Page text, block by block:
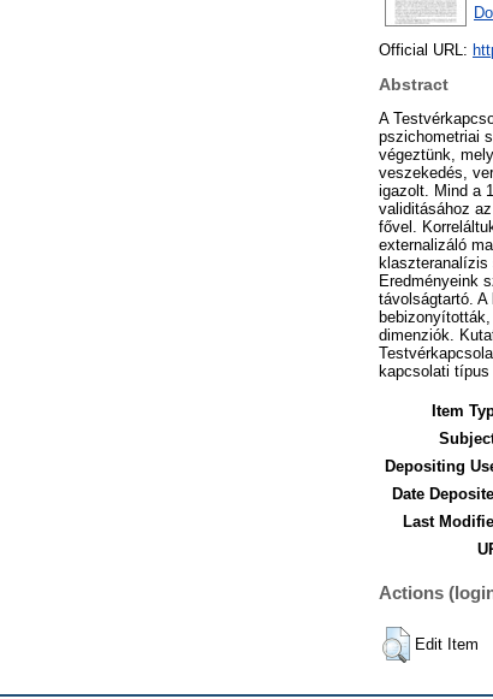
Official URL:
Abstract
A
pszichometriai
végeztünk,
veszekedés,
igazolt. Mind a
validitásához
fővel.
externalizáló
Eredményeink
távolságtartó.
dimenziók.
kapcsolati típus
Item
Depositing
Date
Last
Actions
Edit Item